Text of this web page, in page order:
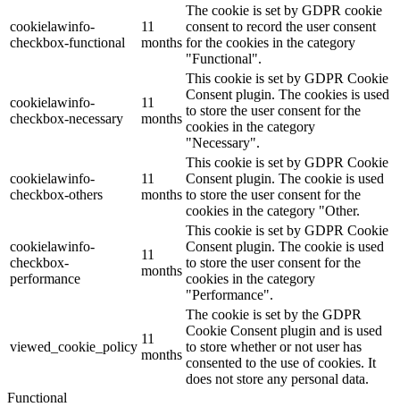
cookielawinfo-
checkbox-functional
11
months
The cookie is set by GDPR cookie
consent to record the user consent
for the cookies in the category
"Functional".
cookielawinfo-
checkbox-necessary
11
months
This cookie is set by GDPR Cookie
Consent plugin. The cookies is used
to store the user consent for the
cookies in the category
"Necessary".
cookielawinfo-
checkbox-others
11
months
This cookie is set by GDPR Cookie
Consent plugin. The cookie is used
to store the user consent for the
cookies in the category "Other.
cookielawinfo-
checkbox-
performance
11
months
This cookie is set by GDPR Cookie
Consent plugin. The cookie is used
to store the user consent for the
cookies in the category
"Performance".
viewed_cookie_policy
11
months
The cookie is set by the GDPR
Cookie Consent plugin and is used
to store whether or not user has
consented to the use of cookies. It
does not store any personal data.
Functional